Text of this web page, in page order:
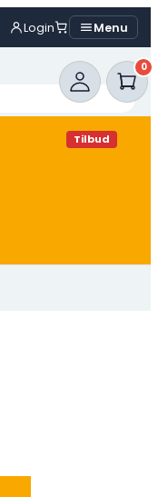
Login Menu
0
Tilbud